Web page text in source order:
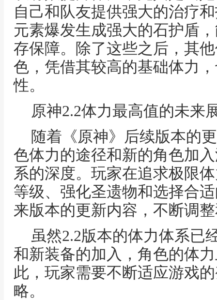
自己和队友提供强大的治疗
元素爆发生成强大的石护盾
存保障。除了这些之后，其
色，凭借其较高的基础体力
性。
原神2.2体力最高值的未来
随着《原神》后续版本的
色体力的途径和新的角色加
系的深度。玩家在追求极限
等级、强化圣遗物和选择合
来版本的更新内容，不断调
虽然2.2版本的体力体系已
和新装备的加入，角色的体
此，玩家需要不断适应游戏
略。